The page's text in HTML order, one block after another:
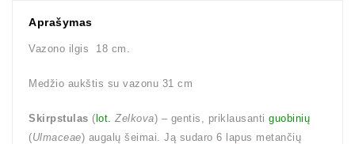
Aprašymas
Vazono ilgis 18 cm.
Medžio aukštis su vazonu 31 cm
Skirpstulas ( lot. Zelkova) – gentis, priklausanti guobinių
(Ulmaceae) augalų šeimai. Ją sudaro 6 lapus metančių